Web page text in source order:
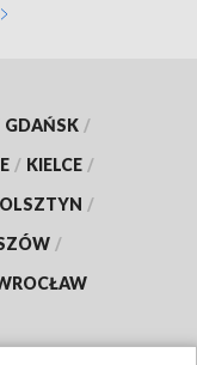
GDAŃSK /
/ KIELCE /
OLSZTYN /
/